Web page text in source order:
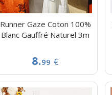
Runner Gaze Coton 100%
Blanc Gauffré Naturel 3m
8.99 €